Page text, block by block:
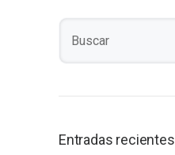
Entradas recientes